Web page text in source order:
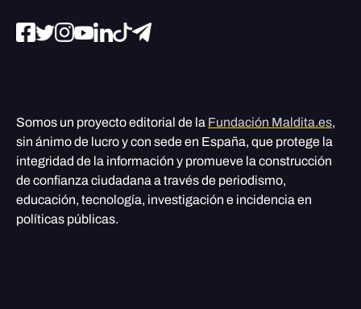
Somos un proyecto editorial de la Fundación Maldita.es,
sin ánimo de lucro y con sede en España, que protege la
integridad de la información y promueve la construcción
de confianza ciudadana a través de periodismo,
educación, tecnología, investigación e incidencia en
políticas públicas.